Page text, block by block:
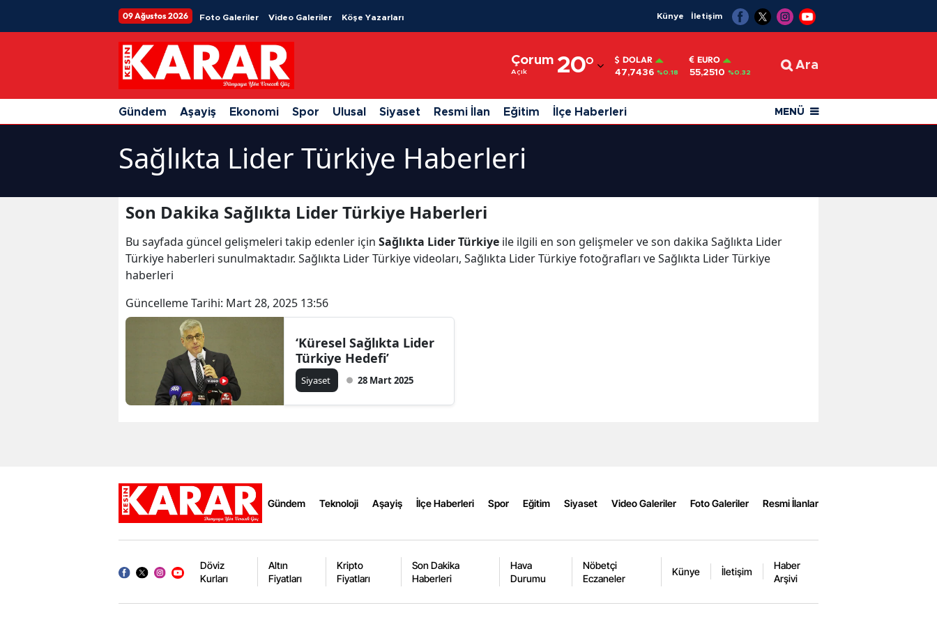
09 Ağustos 2026 Foto Galeriler Video Galeriler Köşe Yazarları Künye İletişim
Çorum
Açık 20°
Adıyaman
Afyonkarahisar
Ağrı
Artvin
Çanakkale
Denizli
DOLAR
47,7436 %0.18
EURO
55,2510 %0.32
Ara
Gündem Aşayiş Ekonomi Spor Ulusal Siyaset Resmi İlan Eğitim İlçe Haberleri MENÜ
Sağlıkta Lider Türkiye Haberleri
Son Dakika Sağlıkta Lider Türkiye Haberleri
Bu sayfada güncel gelişmeleri takip edenler için Sağlıkta Lider Türkiye ile ilgili en son gelişmeler ve son dakika Sağlıkta Lider
Türkiye haberleri sunulmaktadır. Sağlıkta Lider Türkiye videoları, Sağlıkta Lider Türkiye fotoğrafları ve Sağlıkta Lider Türkiye
haberleri
Güncelleme Tarihi: Mart 28, 2025 13:56
‘Küresel Sağlıkta Lider
Türkiye Hedefi’
Siyaset 28 Mart 2025
Gündem Teknoloji Aşayiş İlçe Haberleri Spor Eğitim Siyaset Video Galeriler Foto Galeriler Resmi İlanlar
Döviz
Kurları
Altın
Fiyatları
Kripto
Fiyatları
Son Dakika
Haberleri
Hava
Durumu
Nöbetçi
Eczaneler
Künye İletişim
Haber
Arşivi